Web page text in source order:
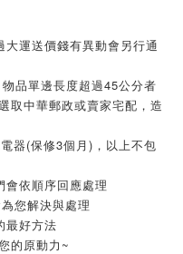
運送價錢有異動會另行通
品單邊長度超過45公分者
取中華郵政或賣家宅配，造
器(保修3個月)，以上不包
依順序回應處理
您解決與處理
最好方法
的原動力~